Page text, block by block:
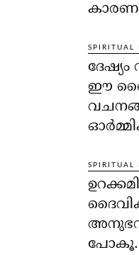
SPIRITUAL
ഈ
SPIRITUAL